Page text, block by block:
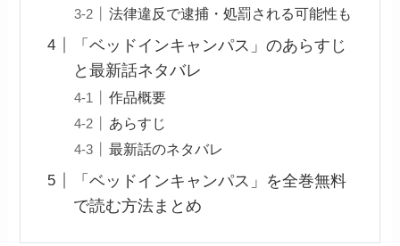
法律違反で逮捕・処罰される可能性も
「ベッドインキャンパス」のあらすじ
と最新話ネタバレ
作品概要
あらすじ
最新話のネタバレ
「ベッドインキャンパス」を全巻無料
で読む方法まとめ